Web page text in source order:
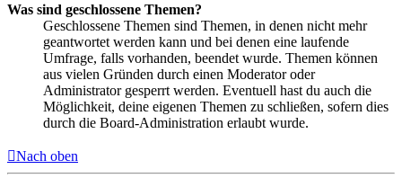
Was sind geschlossene Themen?
Geschlossene Themen sind Themen, in denen nicht mehr
geantwortet werden kann und bei denen eine laufende
Umfrage, falls vorhanden, beendet wurde. Themen können
aus vielen Gründen durch einen Moderator oder
Administrator gesperrt werden. Eventuell hast du auch die
Möglichkeit, deine eigenen Themen zu schließen, sofern dies
durch die Board-Administration erlaubt wurde.
Nach oben